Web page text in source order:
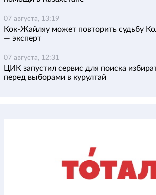
07 августа, 13:19
Кок-Жайляу может повторить судьбу
— эксперт
07 августа, 12:31
ЦИК запустил сервис для поиска
перед выборами в курултай